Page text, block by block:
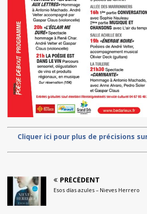
Cliquer ici pour plus de précisions
PRÉCÉDENT
Esos días azules – Nieves Herrero